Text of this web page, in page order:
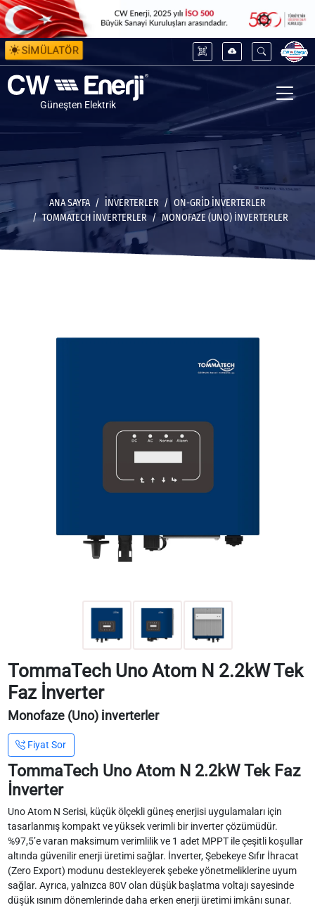
SİMÜLATÖR
Güneşten Elektrik
ANA SAYFA İNVERTERLER
ON-GRID İNVERTERLER
TOMMATECH İNVERTERLER
MONOFAZE (UNO) İNVERTERLER
TommaTech Uno Atom N 2.2kW Tek
Faz İnverter
Monofaze (Uno) İnverterler
Fiyat Sor
TommaTech Uno Atom N 2.2kW Tek Faz
İnverter
Uno Atom N Serisi, küçük ölçekli güneş enerjisi uygulamaları için
tasarlanmış kompakt ve yüksek verimli bir inverter çözümüdür.
%97,5’e varan maksimum verimlilik ve 1 adet MPPT ile çeşitli koşullar
altında güvenilir enerji üretimi sağlar. İnverter, Şebekeye Sıfır İhracat
(Zero Export) modunu destekleyerek şebeke yönetmeliklerine uyum
sağlar. Ayrıca, yalnızca 80V olan düşük başlatma voltajı sayesinde
düşük ısınım dönemlerinde daha erken enerji üretimi imkânı sunar.